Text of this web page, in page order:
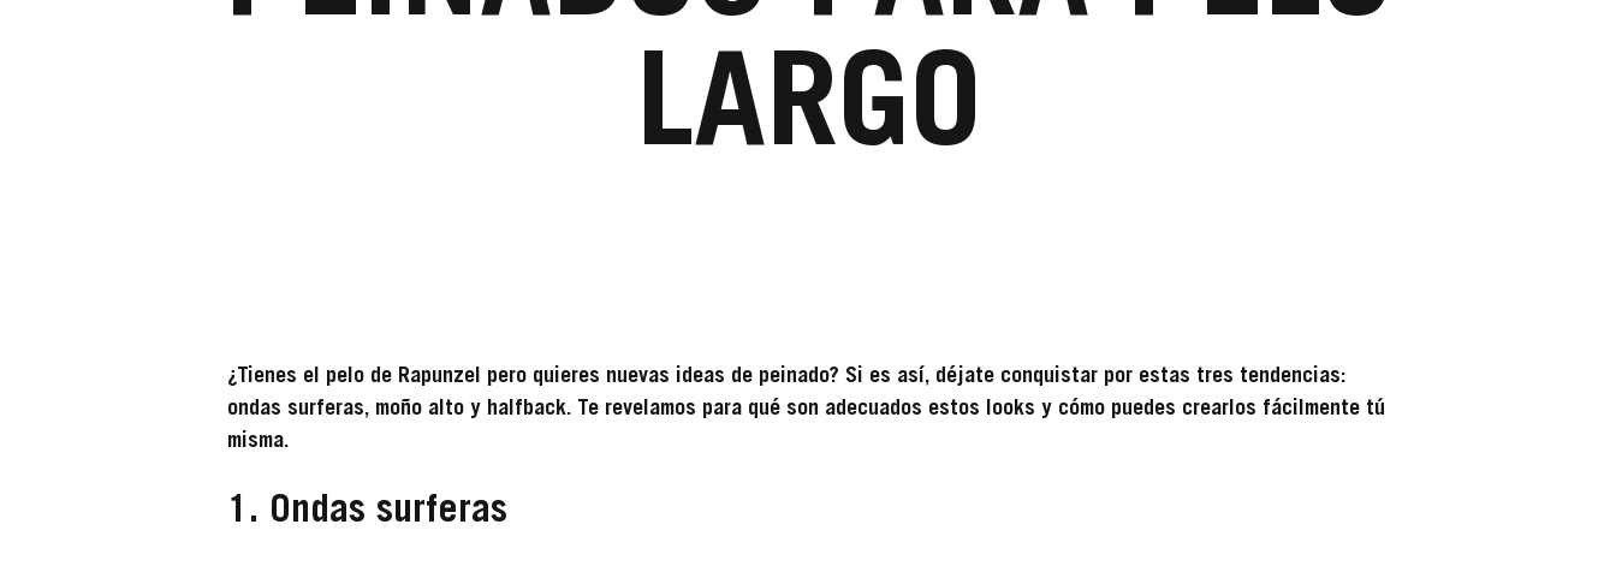
LARGO
¿Tienes el pelo de Rapunzel pero quieres nuevas ideas de peinado? Si es así, déjate conquistar por estas tres tendencias:
ondas surferas, moño alto y halfback. Te revelamos para qué son adecuados estos looks y cómo puedes crearlos fácilmente tú
misma.
1. Ondas surferas